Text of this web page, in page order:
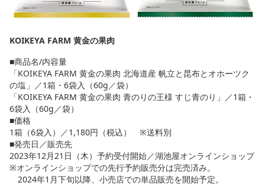
KOIKEYA FARM 黄金の果肉
■商品名/内容量
「KOIKEYA FARM 黄金の果肉 北海道産 帆立と昆布とオホーツク
の塩」／1箱・6袋入（60g／袋）
「KOIKEYA FARM 黄金の果肉 青のりの王様 すじ青のり」／1箱・
6袋入（60g／袋）
■価格
1箱（6袋入）／1,180円（税込） ※送料別
■発売日／販売先
2023年12月21日（木）予約受付開始／湖池屋オンラインショップ
※オンラインショップでの先行予約販売分は完売済み。
2024年1月下旬以降、小売店での単品販売を開始予定。